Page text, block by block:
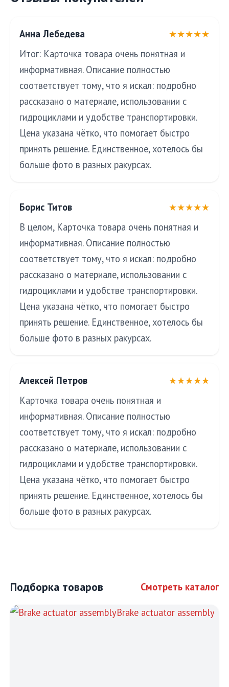
Анна Лебедева
★★★★★
Итог: Карточка товара очень понятная и
информативная. Описание полностью
соответствует тому, что я искал: подробно
рассказано о материале, использовании с
гидроциклами и удобстве транспортировки.
Цена указана чётко, что помогает быстро
принять решение. Единственное, хотелось бы
больше фото в разных ракурсах.
Борис Титов
★★★★★
В целом, Карточка товара очень понятная и
информативная. Описание полностью
соответствует тому, что я искал: подробно
рассказано о материале, использовании с
гидроциклами и удобстве транспортировки.
Цена указана чётко, что помогает быстро
принять решение. Единственное, хотелось бы
больше фото в разных ракурсах.
Алексей Петров
★★★★★
Карточка товара очень понятная и
информативная. Описание полностью
соответствует тому, что я искал: подробно
рассказано о материале, использовании с
гидроциклами и удобстве транспортировки.
Цена указана чётко, что помогает быстро
принять решение. Единственное, хотелось бы
больше фото в разных ракурсах.
Подборка товаров Смотреть каталог